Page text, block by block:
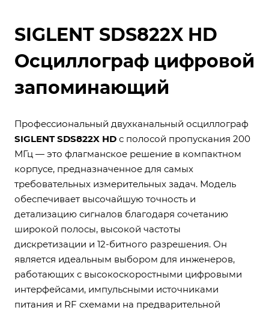
SIGLENT SDS822X HD
Осциллограф цифровой
запоминающий
Профессиональный двухканальный осциллограф
SIGLENT SDS822X HD с полосой пропускания 200
МГц — это флагманское решение в компактном
корпусе, предназначенное для самых
требовательных измерительных задач. Модель
обеспечивает высочайшую точность и
детализацию сигналов благодаря сочетанию
широкой полосы, высокой частоты
дискретизации и 12-битного разрешения. Он
является идеальным выбором для инженеров,
работающих с высокоскоростными цифровыми
интерфейсами, импульсными источниками
питания и RF схемами на предварительной